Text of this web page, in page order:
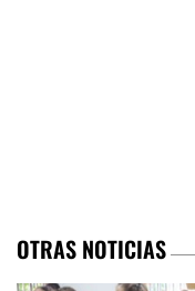
OTRAS NOTICIAS